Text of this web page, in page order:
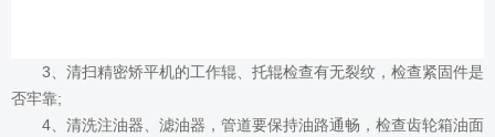
3、清扫精密矫平机的工作辊、托辊检查有无裂纹，检查紧固件是
否牢靠;
4、清洗注油器、滤油器，管道要保持油路通畅，检查齿轮箱油面